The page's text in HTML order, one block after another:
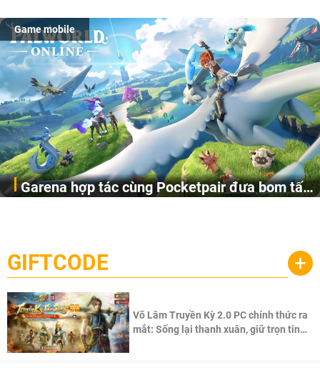
Game mobile
Garena hợp tác cùng Pocketpair đưa bom tấn
cầu, theo giấy phép chính thức từ công ty game Nhật Bản
Pocketpair, Inc.
GIFTCODE +
Võ Lâm Truyền Kỳ 2.0 PC chính thức ra
mắt: Sống lại thanh xuân, giữ trọn tinh